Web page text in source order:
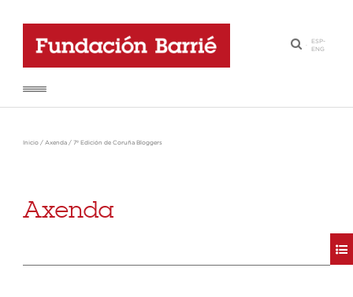
·
ESP-
ENG
Inicio / Axenda / 7ª Edición de Coruña Bloggers
Axenda